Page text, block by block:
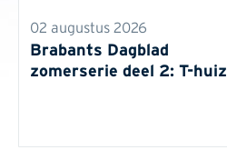
02 augustus 2026
Brabants Dagblad
zomerserie deel 2: T-huiz